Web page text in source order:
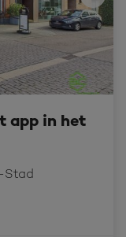
app in het
Stad